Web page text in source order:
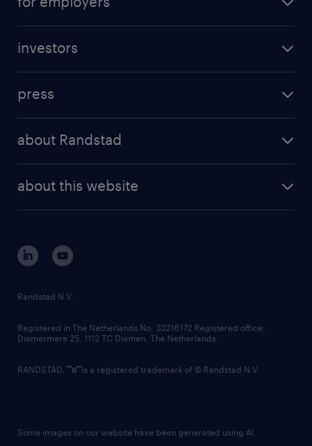
professional career
randstad professional
randstad digital
investors
results and reports
press
about Randstad
corporate governance
randstad innovation fund
country websites
about this website
Randstad N.V.
Registered in The Netherlands No: 33216172 Registered office:
Diemermere 25, 1112 TC Diemen, The Netherlands.
RANDSTAD, is a registered trademark of © Randstad N.V.
Some images on our website have been generated using AI.